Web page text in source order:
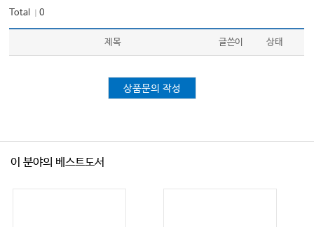
Total ｜0
제목 글쓴이 상태
상품문의 작성
이 분야의 베스트도서